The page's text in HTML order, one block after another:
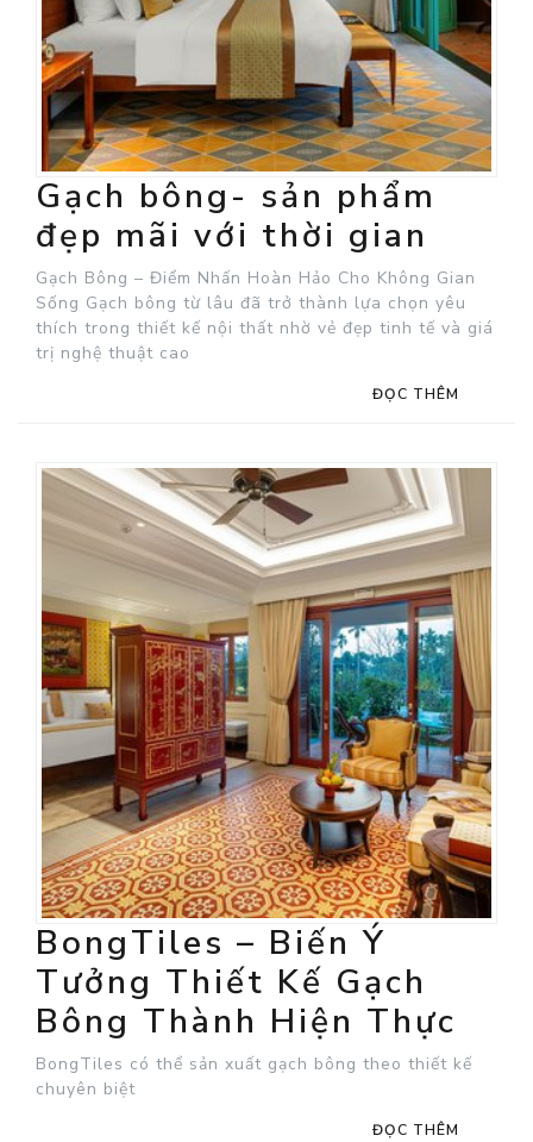
Gạch bông- sản phẩm
đẹp mãi với thời gian
Gạch Bông – Điểm Nhấn Hoàn Hảo Cho Không Gian
Sống Gạch bông từ lâu đã trở thành lựa chọn yêu
thích trong thiết kế nội thất nhờ vẻ đẹp tinh tế và giá
trị nghệ thuật cao
ĐỌC THÊM
BongTiles – Biến Ý
Tưởng Thiết Kế Gạch
Bông Thành Hiện Thực
BongTiles có thể sản xuất gạch bông theo thiết kế
chuyên biệt
ĐỌC THÊM